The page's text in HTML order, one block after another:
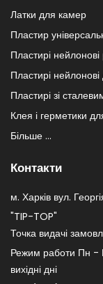
Латки для камер
Пластир
Пластирі нейлонові
Пластирі нейлонові
Пластирі зі
Клея і герметики
Більше ...
Контакти
м. Харків вул.
"TIP-TOP"
Точка видачі
Режим работи Пн -
вихідні дні